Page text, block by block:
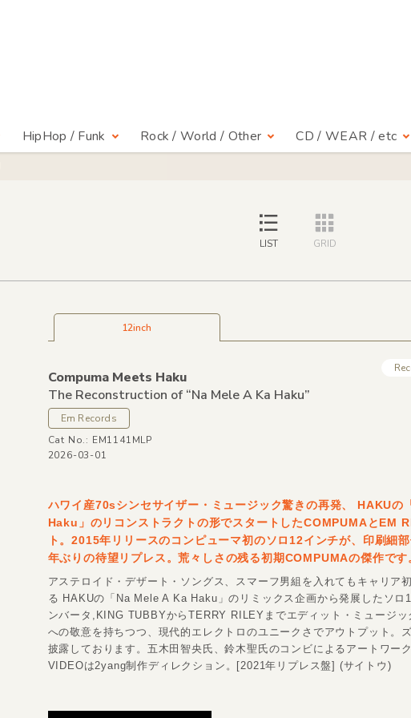
HipHop / Funk Rock / World / Other CD / WEAR / etc
LIST GRID
12inch
Compuma Meets Haku
The Reconstruction of “Na Mele A Ka Haku”
Em Records
Cat No.: EM1141MLP
2026-03-01
ハワイ産70sシンセサイザー・ミュージック驚きの再発、 HAKUの
Haku」のリコンストラクトの形でスタートしたCOMPUMAとEM
ト。2015年リリースのコンピューマ初のソロ12インチが、印刷細
年ぶりの待望リプレス。荒々しさの残る初期COMPUMAの傑作です
アステロイド・デザート・ソングス、スマーフ男組を入れてもキャリア
る HAKUの「Na Mele A Ka Haku」のリミックス企画から発展したソロ
ンバータ,KING TUBBYからTERRY RILEYまでエディット・ミュージッ
への敬意を持ちつつ、現代的エレクトロのユニークさでアウトプット。
披露しております。五木田智央氏、鈴木聖氏のコンビによるアートワー
VIDEOは2yang制作ディレクション。[2021年リプレス盤] (サイトウ)